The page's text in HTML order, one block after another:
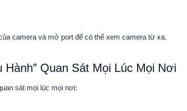
camera và mở port để có thể xem camera từ xa.
Hành” Quan Sát Mọi Lúc Mọi Nơi
sát mọi lúc mọi nơi: